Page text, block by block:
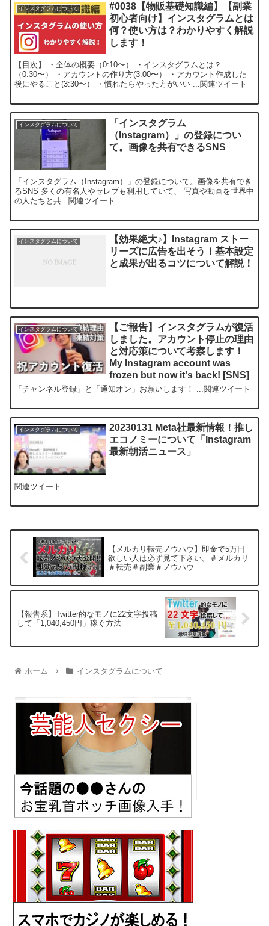
インスタグラムについて
#0038【物販基礎知識編】【副業
初心者向け】インスタグラムとは
何？使い方は？わかりやすく解説
します！
【目次】 ・全体の概要（0:10〜） ・インスタグラムとは？
（0:30〜） ・アカウントの作り方(3:00〜） ・アカウント作成した
後にやること(3:30〜） ・慣れたらやった方がいい ...関連ツイート
インスタグラムについて
「インスタグラム
（Instagram）」の登録につい
て。画像を共有できるSNS
「インスタグラム（Instagram）」の登録について。画像を共有でき
るSNS 多くの有名人やセレブも利用していて、 写真や動画を世界中
の人たちと共...関連ツイート
インスタグラムについて
【効果絶大♪】Instagram ストー
リーズに広告を出そう！基本設定
と成果が出るコツについて解説！
インスタグラムについて
【ご報告】インスタグラムが復活
しました。アカウント停止の理由
と対応策について考察します！
My Instagram account was
frozen but now it's back! [SNS]
「チャンネル登録」と「通知オン」お願いします！ ...関連ツイート
インスタグラムについて
20230131 Meta社最新情報！推し
エコノミーについて「Instagram
最新朝活ニュース」
関連ツイート
【メルカリ転売ノウハウ】即金で5万円
欲しい人は必ず見て下さい。＃メルカリ
＃転売＃副業＃ノウハウ
【報告系】Twitter的なモノに22文字投稿
して「1,040,450円」稼ぐ方法
ホーム インスタグラムについて